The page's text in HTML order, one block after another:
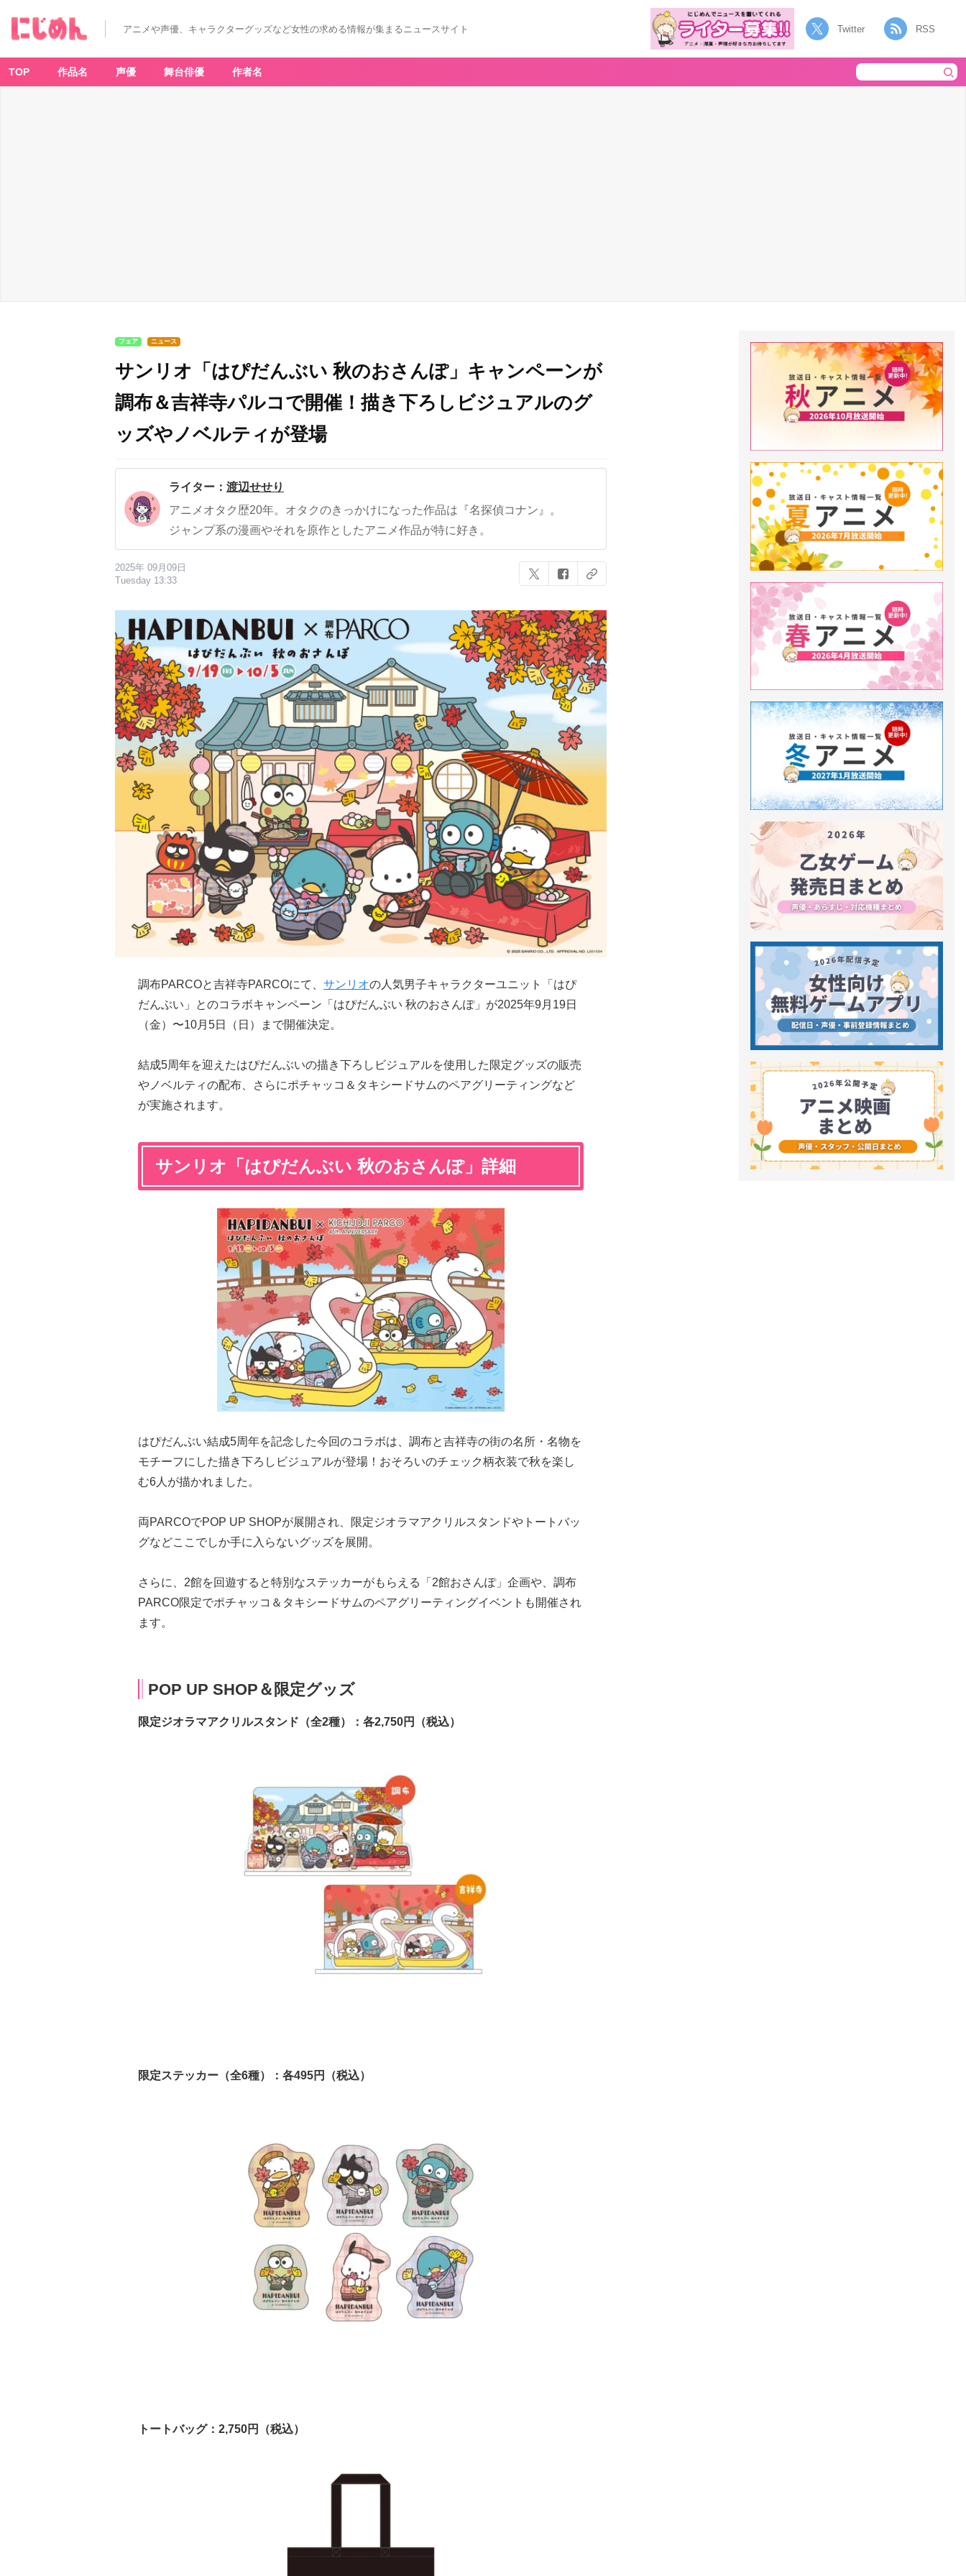
アニメや声優、キャラクターグッズなど女性の求める情報が集まるニュースサイト Twitter RSS
TOP 作品名 声優 舞台俳優 作者名
フェア ニュース
サンリオ「はぴだんぶい 秋のおさんぽ」キャンペーンが
調布＆吉祥寺パルコで開催！描き下ろしビジュアルのグ
ッズやノベルティが登場
ライター： 渡辺せせり
アニメオタク歴20年。オタクのきっかけになった作品は『名探偵コナン』。
ジャンプ系の漫画やそれを原作としたアニメ作品が特に好き。
2025年 09月09日
Tuesday 13:33
調布PARCOと吉祥寺PARCOにて、 サンリオの人気男子キャラクターユニット「はぴ
だんぶい」とのコラボキャンペーン「はぴだんぶい 秋のおさんぽ」が2025年9月19日
（金）〜10月5日（日）まで開催決定。
結成5周年を迎えたはぴだんぶいの描き下ろしビジュアルを使用した限定グッズの販売
やノベルティの配布、さらにポチャッコ＆タキシードサムのペアグリーティングなど
が実施されます。
サンリオ「はぴだんぶい 秋のおさんぽ」詳細
はぴだんぶい結成5周年を記念した今回のコラボは、調布と吉祥寺の街の名所・名物を
モチーフにした描き下ろしビジュアルが登場！おそろいのチェック柄衣装で秋を楽し
む6人が描かれました。
両PARCOでPOP UP SHOPが展開され、限定ジオラマアクリルスタンドやトートバッ
グなどここでしか手に入らないグッズを展開。
さらに、2館を回遊すると特別なステッカーがもらえる「2館おさんぽ」企画や、調布
PARCO限定でポチャッコ＆タキシードサムのペアグリーティングイベントも開催され
ます。
POP UP SHOP＆限定グッズ
限定ジオラマアクリルスタンド（全2種）：各2,750円（税込）
限定ステッカー（全6種）：各495円（税込）
トートバッグ：2,750円（税込）